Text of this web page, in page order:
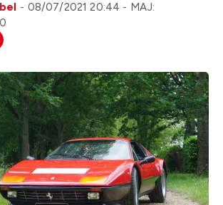
08/07/2021 20:44
MAJ: